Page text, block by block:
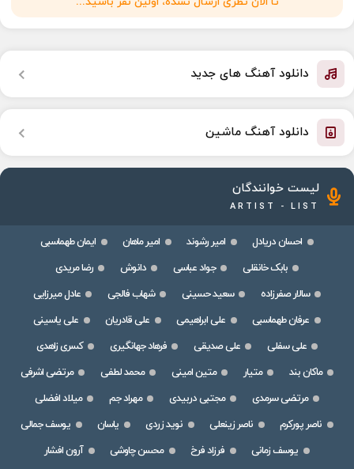
دانلود آهنگ های جدید
دانلود آهنگ ماشین
لیست خوانندگان
ARTIST - LIST
احسان دریادل امیر رشوند امیر ماهان
ایمان طهماسبی
بابک خانقلی
جواد عباسی دانوش
رضا مریدی
سالار صفرزاده
سعید حسینی شهاب فالجی
عادل میرزایی
عرفان طهماسبی
علی ابراهیمی علی قادریان
علی یاسینی
علی سفلی
علی صدیقی فرهاد جهانگیری
کسری زاهدی
ماکان بند
متیار متین امینی محمد لطفی
مرتضی اشرفی
مرتضی سرمدی
مجتبی دربیدی مهراد جم
میلاد افضلی
ناصر پورکرم
ناصر زینعلی نوید زردی یاسان
یوسف جمالی
یوسف زمانی
فرزاد فرخ محسن چاوشی آرون افشار